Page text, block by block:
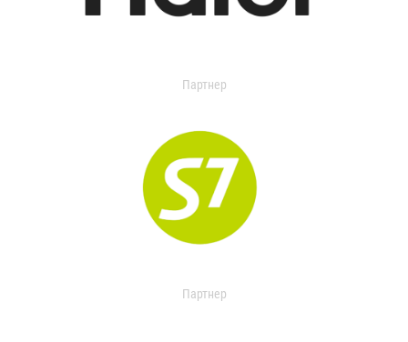
Партнер
Партнер